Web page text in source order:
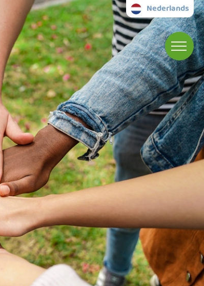
Nederlands